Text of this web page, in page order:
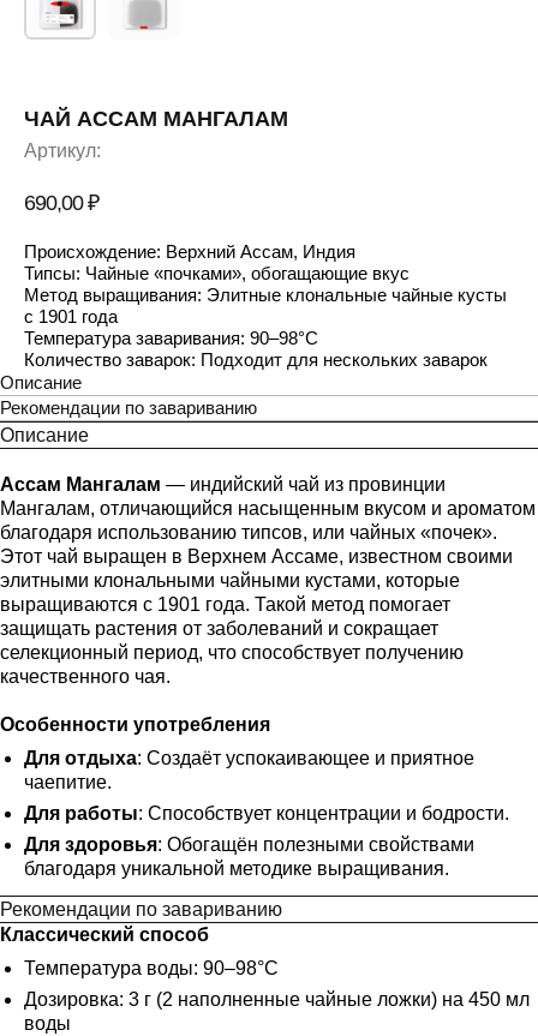
ЧАЙ АССАМ МАНГАЛАМ
Артикул:
690,00 ₽
Происхождение: Верхний Ассам, Индия
Типсы: Чайные «почками», обогащающие вкус
Метод выращивания: Элитные клональные чайные кусты
с 1901 года
Температура заваривания: 90–98°C
Количество заварок: Подходит для нескольких заварок
Описание
Рекомендации по завариванию
Описание
Ассам Мангалам — индийский чай из провинции
Мангалам, отличающийся насыщенным вкусом и ароматом
благодаря использованию типсов, или чайных «почек».
Этот чай выращен в Верхнем Ассаме, известном своими
элитными клональными чайными кустами, которые
выращиваются с 1901 года. Такой метод помогает
защищать растения от заболеваний и сокращает
селекционный период, что способствует получению
качественного чая.
Особенности употребления
Для отдыха: Создаёт успокаивающее и приятное
чаепитие.
Для работы: Способствует концентрации и бодрости.
Для здоровья: Обогащён полезными свойствами
благодаря уникальной методике выращивания.
Рекомендации по завариванию
Классический способ
Температура воды: 90–98°C
Дозировка: 3 г (2 наполненные чайные ложки) на 450 мл
воды